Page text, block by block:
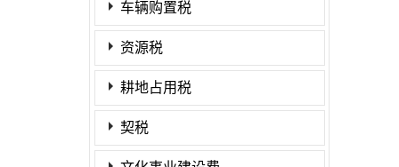
车辆购置税
资源税
耕地占用税
契税